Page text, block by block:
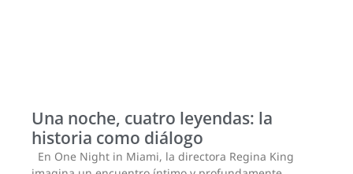
Una noche, cuatro leyendas: la
historia como diálogo
En One Night in Miami, la directora Regina King